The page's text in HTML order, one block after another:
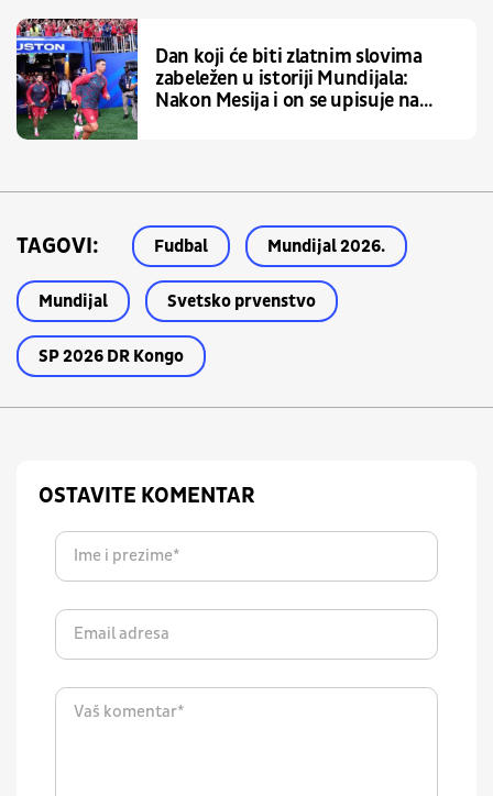
Dan koji će biti zlatnim slovima
zabeležen u istoriji Mundijala:
Nakon Mesija i on se upisuje na
TAGOVI: Fudbal Mundijal 2026.
Mundijal Svetsko prvenstvo
SP 2026 DR Kongo
OSTAVITE KOMENTAR